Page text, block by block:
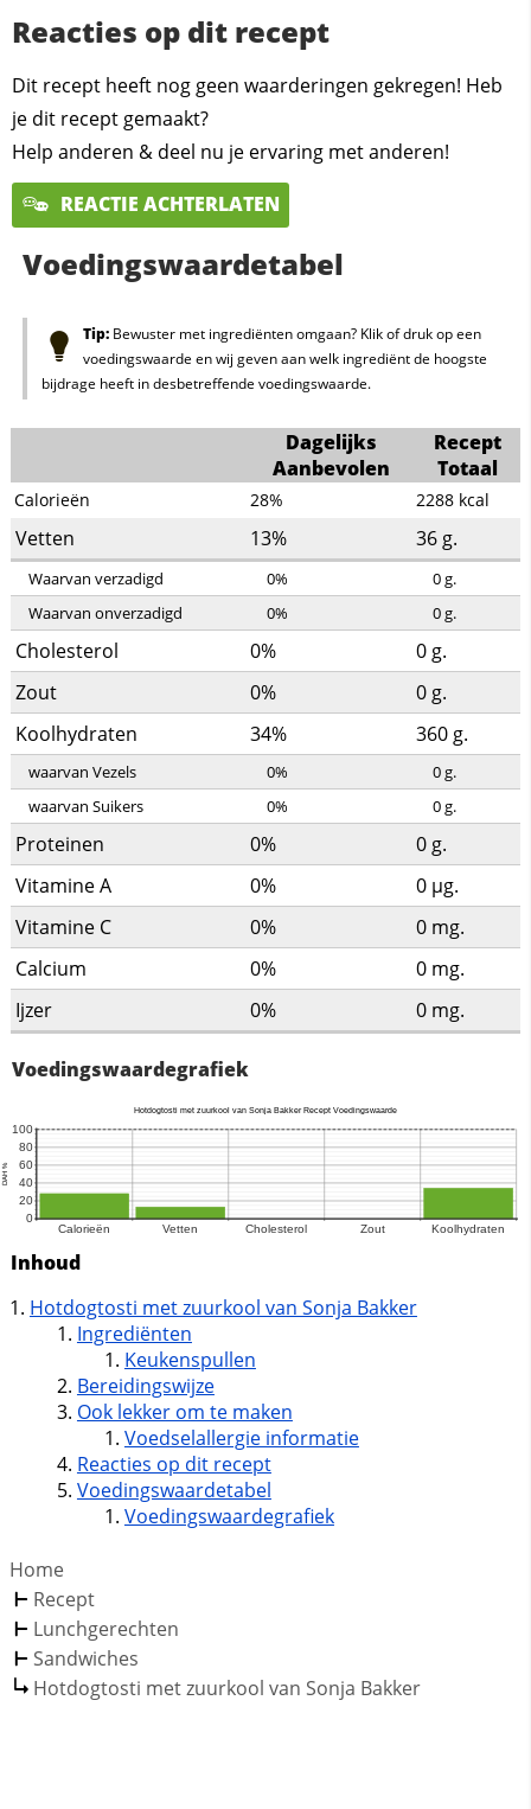
Reacties op dit recept
Dit recept heeft nog geen waarderingen gekregen! Heb
je dit recept gemaakt?
Help anderen & deel nu je ervaring met anderen!
REACTIE ACHTERLATEN
Voedingswaardetabel
Tip:Bewuster met ingrediënten omgaan? Klik of druk op een
voedingswaarde en wij geven aan welk ingrediënt de hoogste
bijdrage heeft in desbetreffende voedingswaarde.
Dagelijks
Aanbevolen
Recept
Totaal
Calorieën 28% 2288 kcal
Vetten 13% 36 g.
Waarvan verzadigd 0% 0g.
Waarvan onverzadigd
0% 0g.
Cholesterol 0% 0 g.
Zout
0% 0 g.
Koolhydraten
34% 360 g.
waarvan Vezels 0% 0g.
waarvan Suikers
0% 0g.
Proteinen 0% 0 g.
Vitamine A
0% 0 µg.
Vitamine C
0% 0 mg.
Calcium
0% 0 mg.
Ijzer
0% 0 mg.
Voedingswaardegrafiek
Inhoud
Hotdogtosti met zuurkool van Sonja Bakker
Ingrediënten
Keukenspullen
Bereidingswijze
Ook lekker om te maken
Voedselallergie informatie
Reacties op dit recept
Voedingswaardetabel
Voedingswaardegrafiek
Home
Recept
Lunchgerechten
Sandwiches
Hotdogtosti met zuurkool van Sonja Bakker